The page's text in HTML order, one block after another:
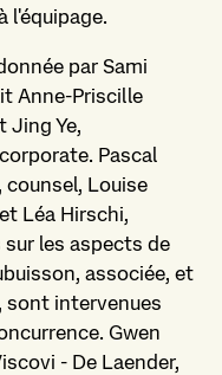
l'équipage.
par Sami
Anne-Priscille
Jing Ye,
Pascal
counsel, Louise
Léa Hirschi,
les aspects de
associée, et
sont intervenues
Gwen
- De Laender,